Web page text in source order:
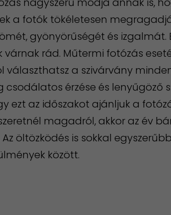
a fotók tökéletesen
gyönyörűségét és izgalmát.
rád. Műtermi fotózás
a szivárvány
csodálatos érzése és lenyűgöző
ezt az időszakot ajánljuk a
magadról, akkor az év
öltözködés is sokkal
között.